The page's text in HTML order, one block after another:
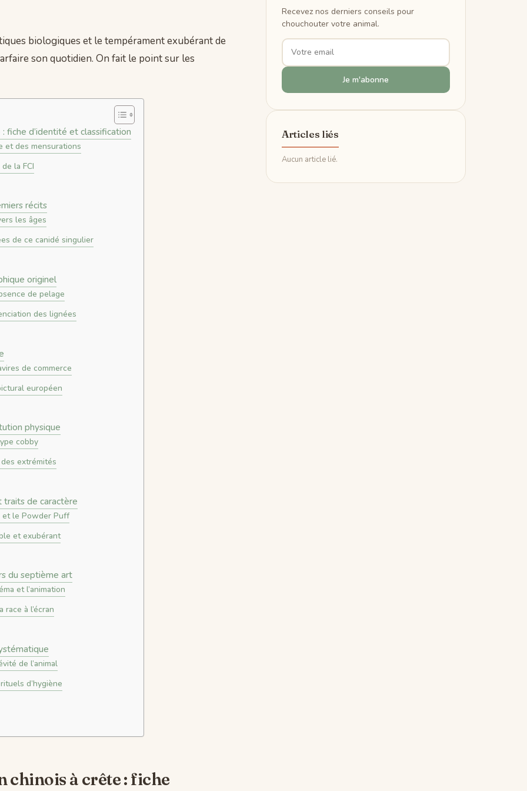
biologiques et le tempérament exubérant de
son quotidien. On fait le point sur les
fiche d’identité et classification
et des mensurations
la FCI
récits
les âges
de ce canidé singulier
originel
de pelage
des lignées
de commerce
européen
physique
cobby
extrémités
traits de caractère
et le Powder Puff
et exubérant
du septième art
et l’animation
à l’écran
de l’animal
d’hygiène
chinois à crête : fiche
Recevez nos derniers conseils pour
chouchouter votre animal.
Je m'abonne
Articles liés
Aucun article lié.